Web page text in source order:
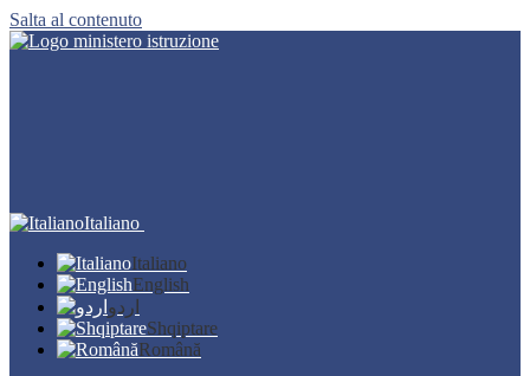
Salta al contenuto
Italiano
Italiano
English
اردو
Shqiptare
Română